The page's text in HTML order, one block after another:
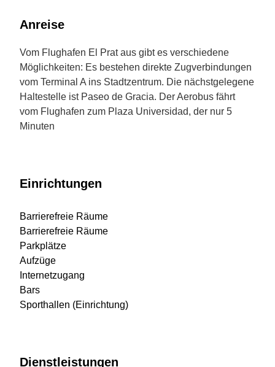
Anreise
Vom Flughafen El Prat aus gibt es verschiedene
Möglichkeiten: Es bestehen direkte Zugverbindungen
vom Terminal A ins Stadtzentrum. Die nächstgelegene
Haltestelle ist Paseo de Gracia. Der Aerobus fährt
vom Flughafen zum Plaza Universidad, der nur 5
Minuten
Einrichtungen
Barrierefreie Räume
Barrierefreie Räume
Parkplätze
Aufzüge
Internetzugang
Bars
Sporthallen (Einrichtung)
Dienstleistungen